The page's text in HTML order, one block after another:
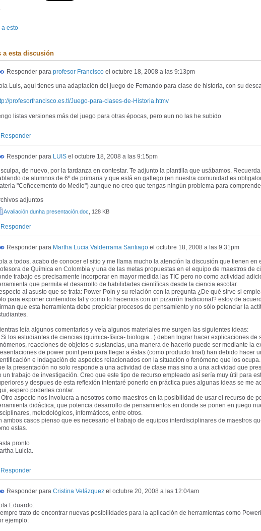
a esto
a esta discusión
Responder para profesor Francisco el octubre 18, 2008 a las 9:13pm
Luis, aquí tienes una adaptación del juego de Fernando para clase de historia, con su
profesorfrancisco.es.tl/Juego-para-clases-de-Historia.htmv
listas versiones más del juego para otras épocas, pero aun no las he subido
Responder
Responder para LUIS el octubre 18, 2008 a las 9:15pm
de nuevo, por la tardanza en contestar. Te adjunto la plantilla que usábamos.
de alumnos de 6º de primaria y que está en gallego (en nuestra comunidad es
"Coñecemento do Medio") aunque no creo que tengas ningún problema para
adjuntos
Avaliación dunha presentación.doc , 128 KB
Responder
Responder para Martha Lucia Valderrama Santiago el octubre 18, 2008 a las 9:31pm
a todos, acabo de conocer el sitio y me llama mucho la atención la discusión que tienen en
de Química en Colombia y una de las metas propuestas en el equipo de maestros de
trabajo es precisamente incorporar en mayor medida las TIC pero no como actividad
que permita el desarrollo de habilidades científicas desde la ciencia escolar.
al asusto que se trata: Power Poin y su relación con la pregunta ¿De qué sirve si
para exponer contenidos tal y como lo hacemos con un pizarrón tradicional? estoy de
que esta herramienta debe propiciar procesos de pensamiento y no sólo potenciar la
leía algunos comentarios y veía algunos materiales me surgen las siguientes ideas:
Si los estudiantes de ciencias (quimica-física- biologia...) deben lograr hacer explicaciones de
reacciones de objetos o sustancias, una manera de hacerlo puede ser mediante la
de power point pero para llegar a éstas (como producto final) han debido hacer
e indagación de aspectos relacionados con la situación o fenómeno que los
la presentación no solo responde a una actividad de clase mas sino a una actividad que
un trabajo de investigación. Creo que este tipo de recurso empleado así sería muy útil para
y despues de esta reflexión intentaré ponerlo en práctica pues algunas ideas se me
espero poderles contar.
Otro aspecto nos involucra a nosotros como maestros en la posibilidad de usar el recurso de
didáctica, que potencia desarrollo de pensamientos en donde se ponen en juego
metodològicos, informáticos, entre otros.
ambos casos pienso que es necesario el trabajo de equipos interdisciplinares de maestros
estas.
pronto
Lulcia.
Responder
Responder para Cristina Velázquez el octubre 20, 2008 a las 12:04am
Eduardo:
trato de encontrar nuevas posibilidades para la aplicación de herramientas como
ejemplo: